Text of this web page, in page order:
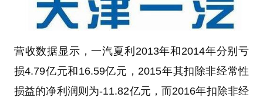
营收数据显示，一汽夏利2013年和2014年分别亏
损4.79亿元和16.59亿元，2015年其扣除非经常性
损益的净利润则为-11.82亿元，而2016年扣除非经